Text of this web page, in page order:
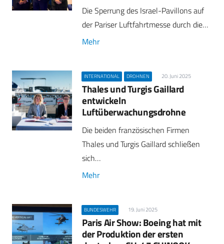
Die Sperrung des Israel-Pavillons auf
der Pariser Luftfahrtmesse durch die…
Mehr
INTERNATIONAL DROHNEN 20. Juni 2025
Thales und Turgis Gaillard
entwickeln
Luftüberwachungsdrohne
Die beiden französischen Firmen
Thales und Turgis Gaillard schließen
sich…
Mehr
BUNDESWEHR 19. Juni 2025
Paris Air Show: Boeing hat mit
der Produktion der ersten